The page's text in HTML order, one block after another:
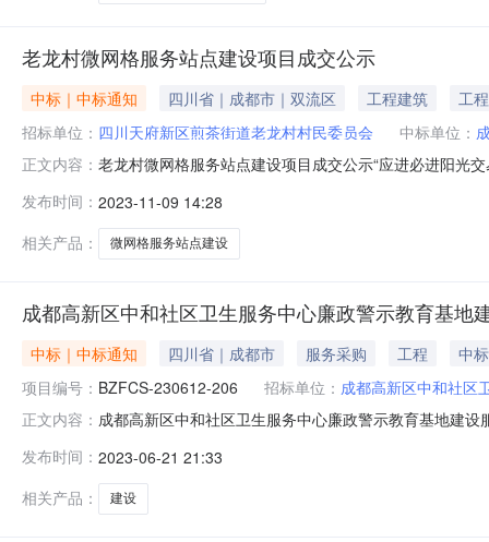
老龙村微网格服务站点建设项目成交公示
中标｜中标通知 四川省｜成都市｜双流区 工程建筑
工程
招标单位： 四川天府新区煎茶街道老龙村村民委员会 中标单位：
正文内容： 老龙村微网格服务站点建设项目成交公示“应进必进阳光
网实格服务站点建设工作。供应商名称成都九隅一方文
村两委会议成交信息公示
发布时间： 2023-11-09 14:28
相关产品：
微网格服务站点建设
成都高新区中和社区卫生服务中心廉政警示教育基地
中标｜中标通知 四川省｜成都市 服务采购 工程
中
项目编号： BZFCS-230612-206 招标单位： 成都高新区中和社区
正文内容： 成都高新区中和社区卫生服务中心廉政警示教育基地建
栋1单元1层1号A219室中标（成交）金额：39.5000000
发布时间： 2023-06-21 21:33
相关产品：
建设